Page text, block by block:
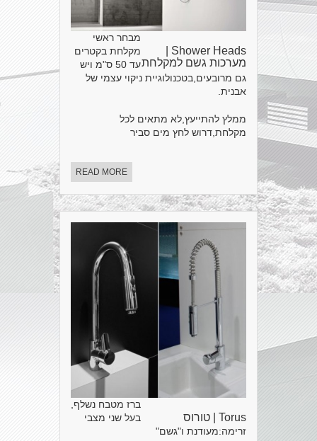
מערכות גשם למקלחת
מבחר ראשי
מקלחת בקטרים
עד 50 ס"מ ויש
גם מרובעים,בטכנולוגיית ניקוי עצמי של
אבנית.
ממלץ להתייעץ,לא מתאים לכל
מקלחת,דרוש לחץ מים סביר
READ MORE
Torus | טורוס
ברז מטבח נשלף,
בעל שני מצבי
זרימה:מעודנת ו"גשם"